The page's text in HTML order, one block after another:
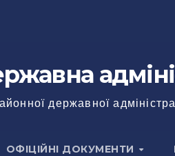
державної
ОФІЦІЙНІ ДОКУМЕНТИ